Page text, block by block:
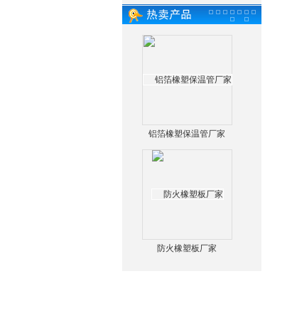
铝箔橡塑保温管厂家
防火橡塑板厂家